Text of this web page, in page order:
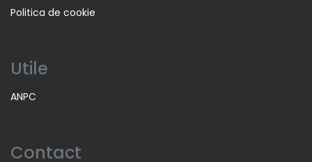
Politica de cookie
Utile
ANPC
Contact